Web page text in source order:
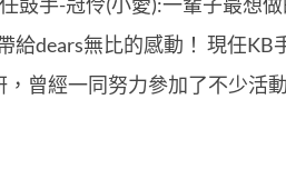
給dears無比的感動！ 現任
曾經一同努力參加了不少活